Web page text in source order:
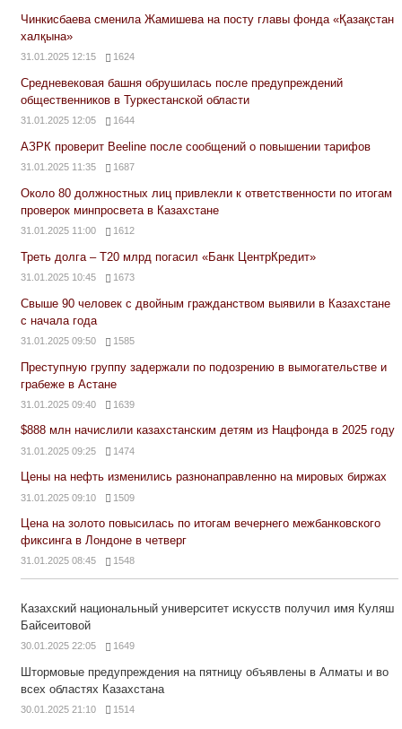
Чинкисбаева сменила Жамишева на посту главы фонда «Қазақстан
халқына»
31.01.2025 12:15 1624
Средневековая башня обрушилась после предупреждений
общественников в Туркестанской области
31.01.2025 12:05 1644
АЗРК проверит Beeline после сообщений о повышении тарифов
31.01.2025 11:35 1687
Около 80 должностных лиц привлекли к ответственности по итогам
проверок минпросвета в Казахстане
31.01.2025 11:00 1612
Треть долга – Т20 млрд погасил «Банк ЦентрКредит»
31.01.2025 10:45 1673
Свыше 90 человек с двойным гражданством выявили в Казахстане
с начала года
31.01.2025 09:50 1585
Преступную группу задержали по подозрению в вымогательстве и
грабеже в Астане
31.01.2025 09:40 1639
$888 млн начислили казахстанским детям из Нацфонда в 2025 году
31.01.2025 09:25 1474
Цены на нефть изменились разнонаправленно на мировых биржах
31.01.2025 09:10 1509
Цена на золото повысилась по итогам вечернего межбанковского
фиксинга в Лондоне в четверг
31.01.2025 08:45 1548
Казахский национальный университет искусств получил имя Куляш
Байсеитовой
30.01.2025 22:05 1649
Штормовые предупреждения на пятницу объявлены в Алматы и во
всех областях Казахстана
30.01.2025 21:10 1514